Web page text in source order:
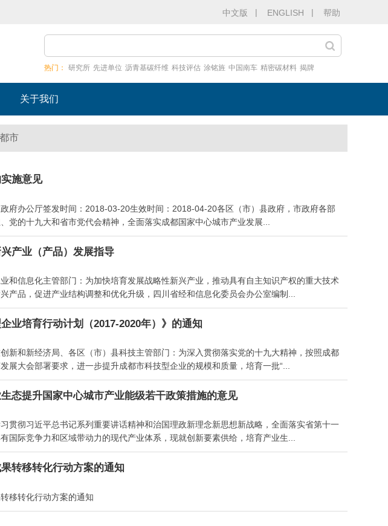
中文版 | ENGLISH | 帮助
热门： 研究所 先进单位 沥青基碳纤维 科技评估 涂铭旌 中国南车 精密碳材料 揭牌
关于我们
市
施意见
办公厅签发时间：2018-03-20生效时间：2018-04-20各区（市）县政府，市政府各部
党的十九大和省市党代会精神，全面落实成都国家中心城市产业发展...
产业（产品）发展指导
和信息化主管部门：为加快培育发展战略性新兴产业，推动具有自主知识产权的重大技术
产品，促进产业结构调整和优化升级，四川省经和信息化委员会办公室编制...
业培育行动计划（2017-2020年）》的通知
新和新经济局、各区（市）县科技主管部门：为深入贯彻落实党的十九大精神，按照成都
展大会部署要求，进一步提升成都市科技型企业的规模和质量，培育一批“...
态提升国家中心城市产业能级若干政策措施的意见
贯彻习近平总书记系列重要讲话精神和治国理政新理念新思想新战略，全面落实省第十一
国际竞争力和区域带动力的现代产业体系，现就创新要素供给，培育产业生...
转移转化行动方案的通知
移转化行动方案的通知